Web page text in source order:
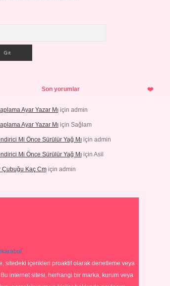
Son yorumlar
Ayar Yazar Mıiçin admin
Ayar Yazar Mıiçin Sağlam
Mi Önce Sürülür Yağ Mıiçin admin
Mi Önce Sürülür Yağ Mıiçin Asil
Çubuğu Kaç Cmiçin admin
sitedeki içerikleri proaktif olarak denetleme veya
internet sitesi, herhangi bir marka, kurum veya